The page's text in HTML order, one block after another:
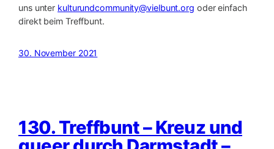
uns unter kulturundcommunity@vielbunt.org oder einfach
direkt beim Treffbunt.
30. November 2021
130. Treffbunt – Kreuz und